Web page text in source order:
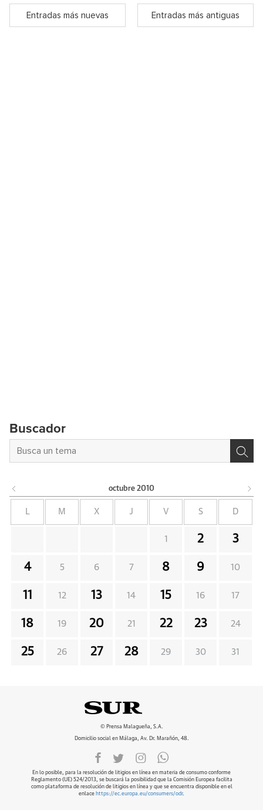
Entradas más nuevas Entradas más antiguas
Buscador
octubre 2010
L M X J V S D
1 2 3
4 5 6 7 8 9 10
11 12 13 14 15 16 17
18 19 20 21 22 23 24
25 26 27 28 29 30 31
© Prensa Malagueña, S.A.
Domicilio social en Málaga, Av. Dr. Marañón, 48.
En lo posible, para la resolución de litigios en línea en materia de consumo conforme
Reglamento (UE) 524/2013, se buscará la posibilidad que la Comisión Europea facilita
como plataforma de resolución de litigios en línea y que se encuentra disponible en el
enlace https://ec.europa.eu/consumers/odr.